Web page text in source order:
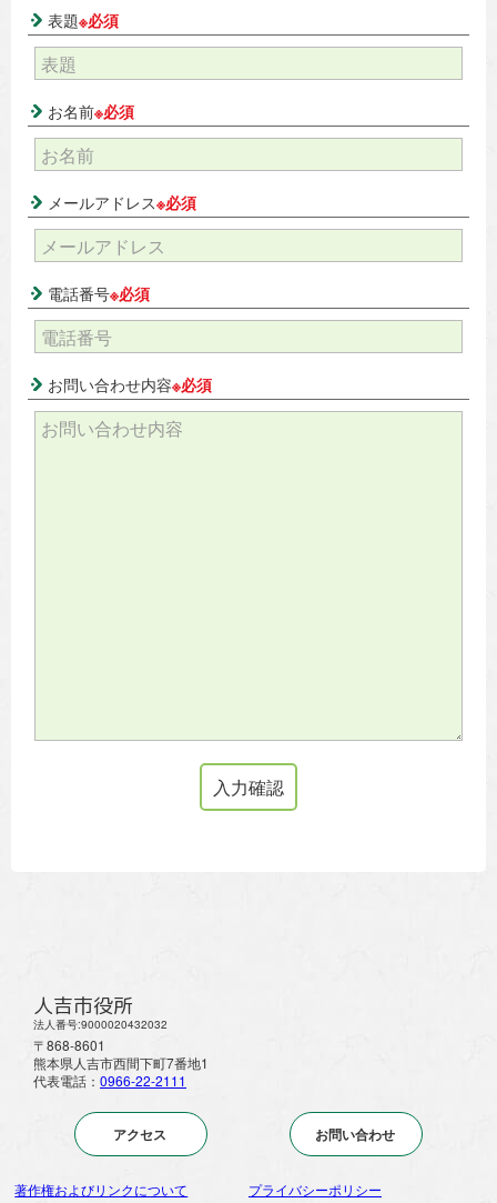
表題※必須
お名前※必須
メールアドレス※必須
電話番号※必須
お問い合わせ内容※必須
人吉市役所
法人番号:9000020432032
〒868-8601
熊本県人吉市西間下町7番地1
代表電話： 0966-22-2111
アクセス お問い合わせ
著作権およびリンクについて
プライバシーポリシー